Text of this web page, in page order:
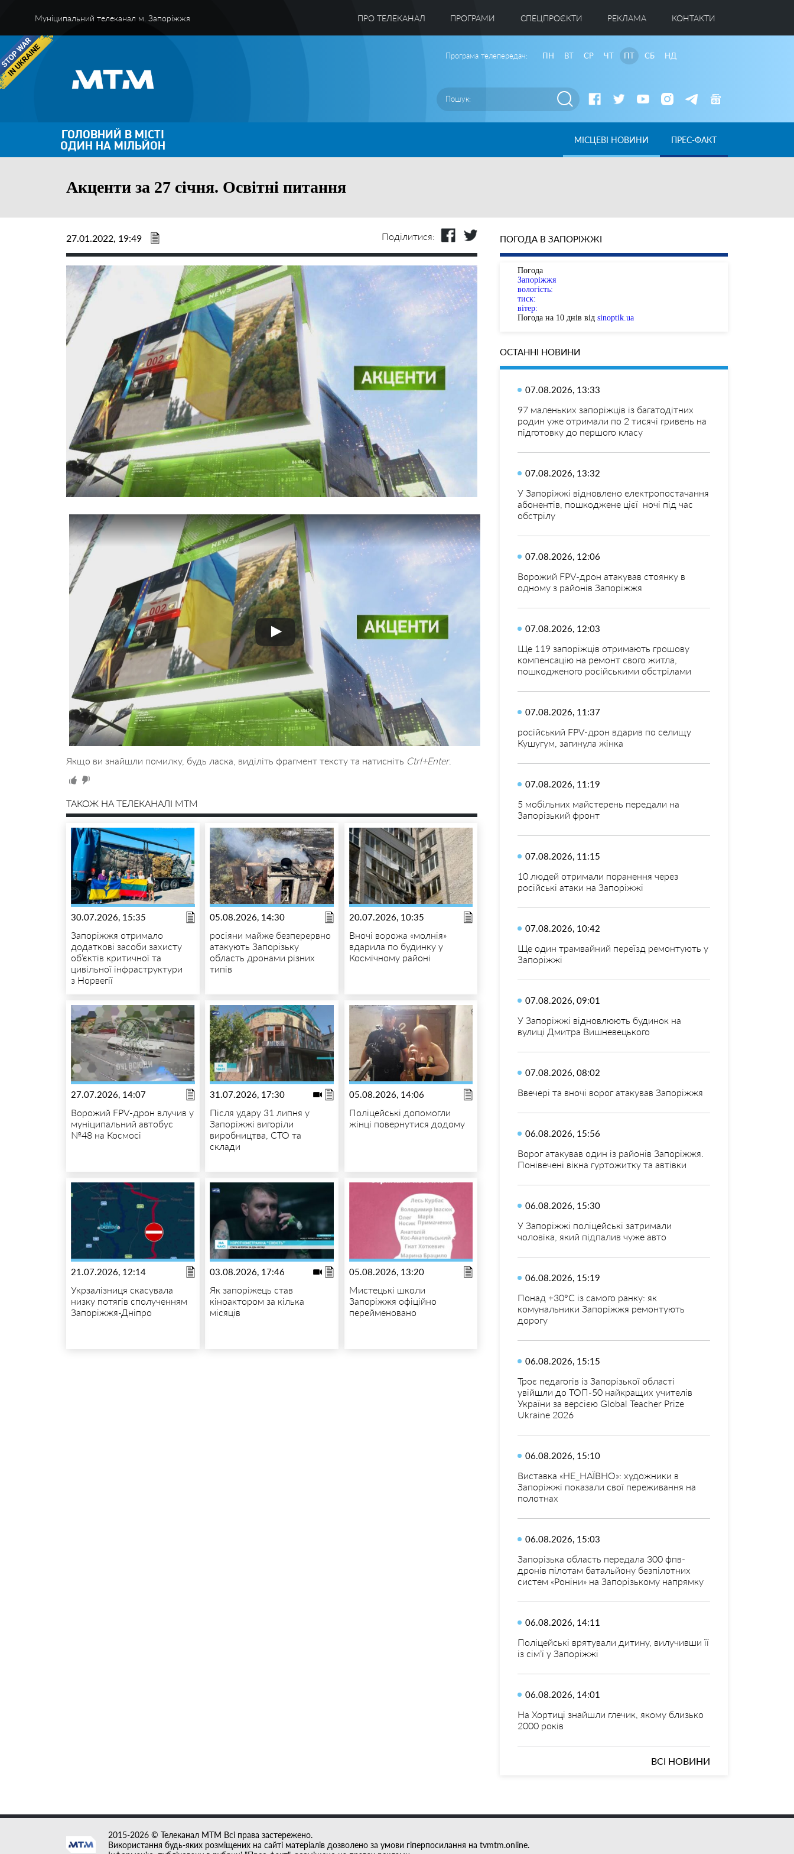
Муніципальний телеканал м. Запоріжжя ПРО ТЕЛЕКАНАЛ ПРОГРАМИ CПЕЦПРОЄКТИ РЕКЛАМА КОНТАКТИ
Програма телепередач: ПН ВТ СР ЧТ ПТ СБ НД
ГОЛОВНИЙ В МІСТІ
ОДИН НА МІЛЬЙОН МІСЦЕВІ НОВИНИ ПРЕС-ФАКТ
Акценти за 27 січня. Освітні питання
27.01.2022, 19:49 Поділитися:
Якщо ви знайшли помилку, будь ласка, виділіть фрагмент тексту та натисніть Ctrl+Enter.
ТАКОЖ НА ТЕЛЕКАНАЛІ MTM
30.07.2026, 15:35
Запоріжжя отримало
додаткові засоби захисту
об’єктів критичної та
цивільної інфраструктури
з Норвегії
05.08.2026, 14:30
росіяни майже безперервно
атакують Запорізьку
область дронами різних
типів
20.07.2026, 10:35
Вночі ворожа «молнія»
вдарила по будинку у
Космічному районі
27.07.2026, 14:07
Ворожий FPV-дрон влучив у
муніципальний автобус
№48 на Космосі
31.07.2026, 17:30
Після удару 31 липня у
Запоріжжі вигоріли
виробництва, СТО та
склади
05.08.2026, 14:06
Поліцейські допомогли
жінці повернутися додому
21.07.2026, 12:14
Укрзалізниця скасувала
низку потягів сполученням
Запоріжжя-Дніпро
03.08.2026, 17:46
Як запоріжець став
кіноактором за кілька
місяців
05.08.2026, 13:20
Мистецькі школи
Запоріжжя офіційно
перейменовано
ПОГОДА В ЗАПОРІЖЖІ
Погода
Запоріжжя
вологість:
тиск:
вітер:
Погода на 10 днів від sinoptik.ua
ОСТАННІ НОВИНИ
07.08.2026, 13:33
97 маленьких запоріжців із багатодітних
родин уже отримали по 2 тисячі гривень на
підготовку до першого класу
07.08.2026, 13:32
У Запоріжжі відновлено електропостачання
абонентів, пошкоджене цієї ночі під час
обстрілу
07.08.2026, 12:06
Ворожий FPV-дрон атакував стоянку в
одному з районів Запоріжжя
07.08.2026, 12:03
Ще 119 запоріжців отримають грошову
компенсацію на ремонт свого житла,
пошкодженого російськими обстрілами
07.08.2026, 11:37
російський FPV-дрон вдарив по селищу
Кушугум, загинула жінка
07.08.2026, 11:19
5 мобільних майстерень передали на
Запорізький фронт
07.08.2026, 11:15
10 людей отримали поранення через
російські атаки на Запоріжжі
07.08.2026, 10:42
Ще один трамвайний переїзд ремонтують у
Запоріжжі
07.08.2026, 09:01
У Запоріжжі відновлюють будинок на
вулиці Дмитра Вишневецького
07.08.2026, 08:02
Ввечері та вночі ворог атакував Запоріжжя
06.08.2026, 15:56
Ворог атакував один із районів Запоріжжя.
Понівечені вікна гуртожитку та автівки
06.08.2026, 15:30
У Запоріжжі поліцейські затримали
чоловіка, який підпалив чуже авто
06.08.2026, 15:19
Понад +30°C із самого ранку: як
комунальники Запоріжжя ремонтують
дорогу
06.08.2026, 15:15
Троє педагогів із Запорізької області
увійшли до ТОП-50 найкращих учителів
України за версією Global Teacher Prize
Ukraine 2026
06.08.2026, 15:10
Виставка «НЕ_НАЇВНО»: художники в
Запоріжжі показали свої переживання на
полотнах
06.08.2026, 15:03
Запорізька область передала 300 фпв-
дронів пілотам батальйону безпілотних
систем «Роніни» на Запорізькому напрямку
06.08.2026, 14:11
Поліцейські врятували дитину, вилучивши її
із сім’ї у Запоріжжі
06.08.2026, 14:01
На Хортиці знайшли глечик, якому близько
2000 років
ВСІ НОВИНИ
2015-2026 © Телеканал MTM Всі права застережено.
Використання будь-яких розміщених на сайті матеріалів дозволено за умови гіперпосилання на tvmtm.online.